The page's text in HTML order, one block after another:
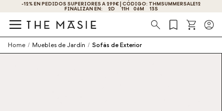
-12% EN PEDIDOS SUPERIORES A 299€ | CÓDIGO: THMSUMMERSALE12
FINALIZAN EN: 2 11 H 06 M 13
¡OBTÉN UN -10% DE DESCUENTO AL SUSCRIBIRTE AHORA!
Búsqueda
Home / Muebles de Jardín / Sofás de Exterior